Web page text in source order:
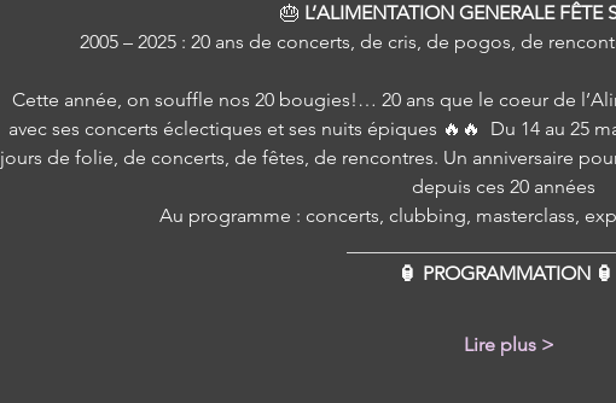
🎂 L’ALIMENTATION GENERALE FÊTE
2005 – 2025 : 20 ans de concerts, de cris, de pogos, de
Cette année, on souffle nos 20 bougies!… 20 ans que le coeur de
avec ses concerts éclectiques et ses nuits épiques 🔥🔥  Du 14 au 25
jours de folie, de concerts, de fêtes, de rencontres. Un anniversaire
depuis ces 20 années
Au programme : concerts, clubbing, masterclass,
🏮 PROGRAMMATION 🏮
Lire plus >